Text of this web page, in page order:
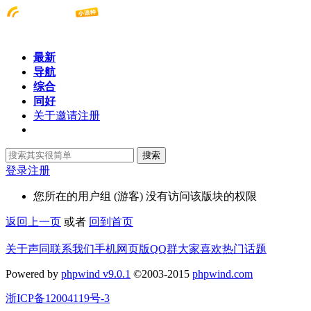
最新
导航
综合
同好
关于邀请注册
搜索
登录注册
您所在的用户组 (游客) 没有访问该版块的权限
返回上一页 或者 回到首页
关于声同联系我们手机网页版QQ群大家喜欢热门话题
Powered by phpwind v9.0.1 ©2003-2015 phpwind.com
浙ICP备12004119号-3